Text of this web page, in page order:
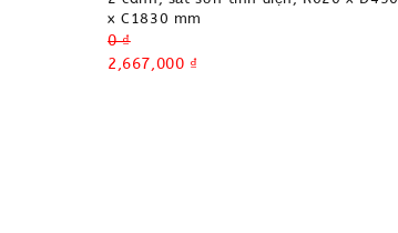
x C1830 mm
Regular
price
0 ₫
Sale
2,667,000 ₫